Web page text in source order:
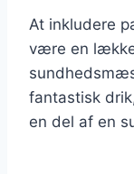
At inkludere
være en
fantastisk
en del af en